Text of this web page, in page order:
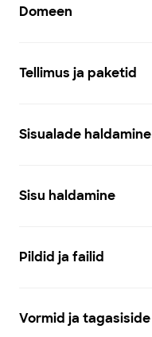
Domeen
Tellimus ja paketid
Sisualade haldamine
Sisu haldamine
Pildid ja failid
Vormid ja tagasiside